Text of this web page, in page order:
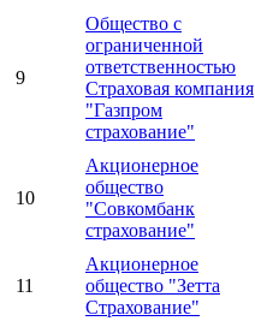
9
Общество с
ограниченной
ответственностью
Страховая компания
"Газпром
страхование"
10
Акционерное
общество
"Совкомбанк
страхование"
11
Акционерное
общество "Зетта
Страхование"